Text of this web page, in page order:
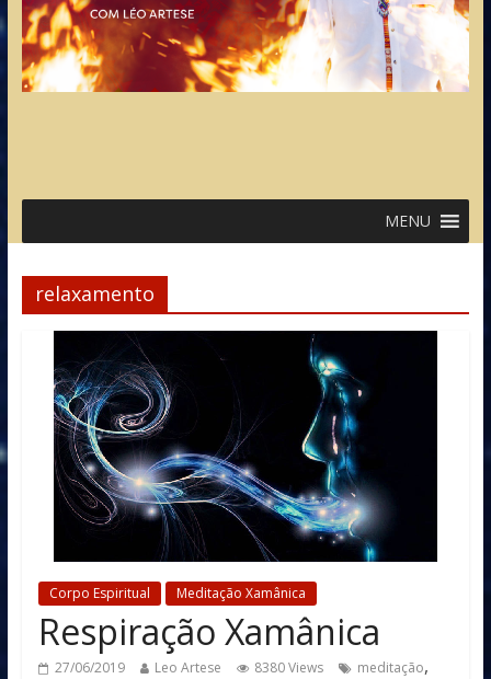
MENU
relaxamento
Corpo Espiritual Meditação Xamânica
Respiração Xamânica
27/06/2019 Leo Artese 8380 Views meditação,